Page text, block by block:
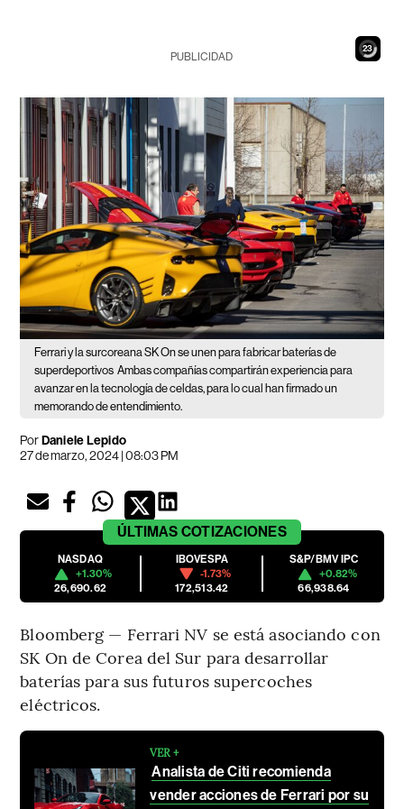
22
PUBLICIDAD
Ferrari y la surcoreana SK On se unen para fabricar baterías de
superdeportivos Ambas compañías compartirán experiencia para
avanzar en la tecnología de celdas, para lo cual han firmado un
memorando de entendimiento.
PorDaniele Lepido
27 de marzo, 2024 | 08:03 PM
ÚLTIMAS COTIZACIONES
NASDAQ
+1.30%
26,690.62
IBOVESPA
-1.73%
172,513.42
S&P/BMV IPC
+0.82%
66,938.64
Bloomberg — Ferrari NV se está asociando con
SK On de Corea del Sur para desarrollar
baterías para sus futuros supercoches
eléctricos.
VER +
Analista de Citi recomienda
vender acciones de Ferrari por su